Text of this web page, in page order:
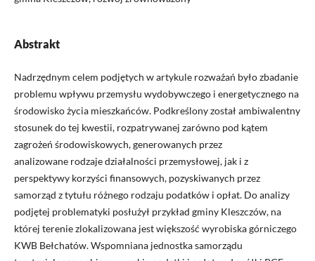
Abstrakt
Nadrzędnym celem podjętych w artykule rozważań było zbadanie
problemu wpływu przemysłu wydobywczego i energetycznego na
środowisko życia mieszkańców. Podkreślony został ambiwalentny
stosunek do tej kwestii, rozpatrywanej zarówno pod kątem
zagrożeń środowiskowych, generowanych przez
analizowane rodzaje działalności przemysłowej, jak i z
perspektywy korzyści finansowych, pozyskiwanych przez
samorząd z tytułu różnego rodzaju podatków i opłat. Do analizy
podjętej problematyki posłużył przykład gminy Kleszczów, na
której terenie zlokalizowana jest większość wyrobiska górniczego
KWB Bełchatów. Wspomniana jednostka samorządu